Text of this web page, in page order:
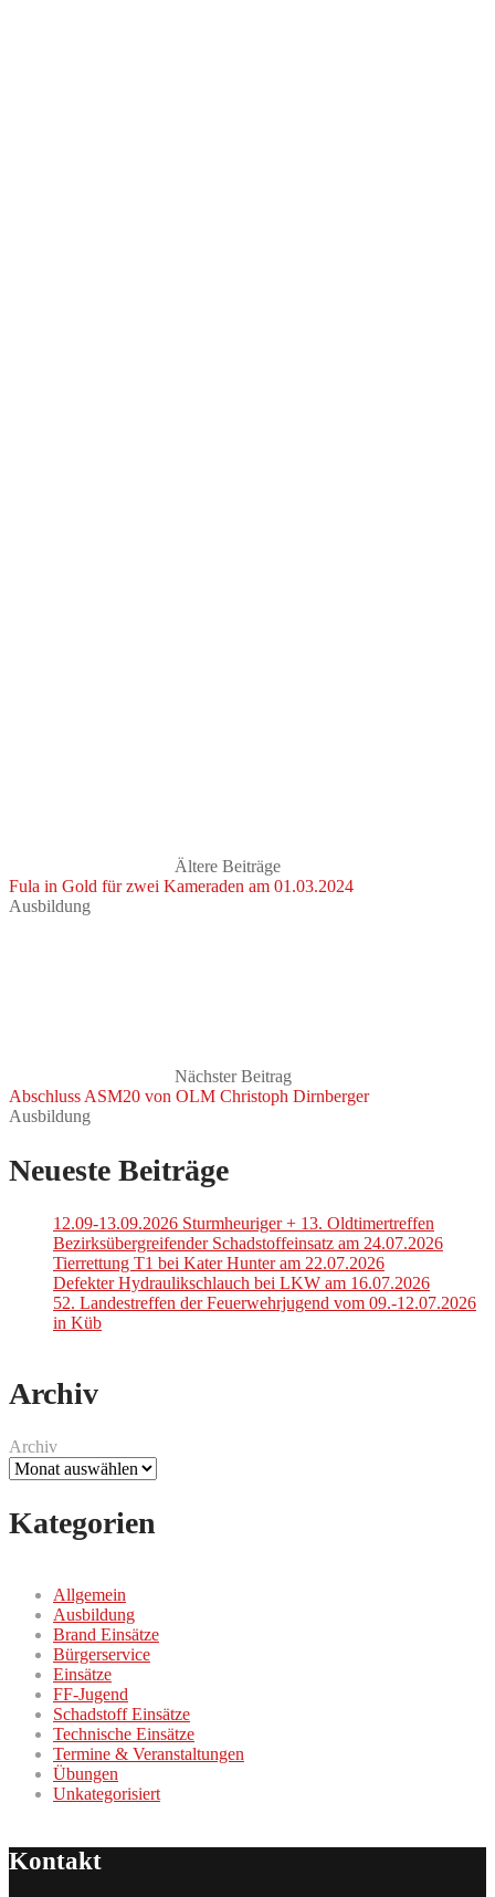
Ältere Beiträge
Fula in Gold für zwei Kameraden am 01.03.2024
Ausbildung
Nächster Beitrag
Abschluss ASM20 von OLM Christoph Dirnberger
Ausbildung
Neueste Beiträge
12.09-13.09.2026 Sturmheuriger + 13. Oldtimertreffen
Bezirksübergreifender Schadstoffeinsatz am 24.07.2026
Tierrettung T1 bei Kater Hunter am 22.07.2026
Defekter Hydraulikschlauch bei LKW am 16.07.2026
52. Landestreffen der Feuerwehrjugend vom 09.-12.07.2026
in Küb
Archiv
Archiv
Kategorien
Allgemein
Ausbildung
Brand Einsätze
Bürgerservice
Einsätze
FF-Jugend
Schadstoff Einsätze
Technische Einsätze
Termine & Veranstaltungen
Übungen
Unkategorisiert
Kontakt